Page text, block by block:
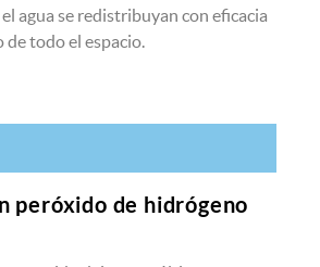
agua se redistribuyan con eficacia
de todo el espacio.
peróxido de hidrógeno